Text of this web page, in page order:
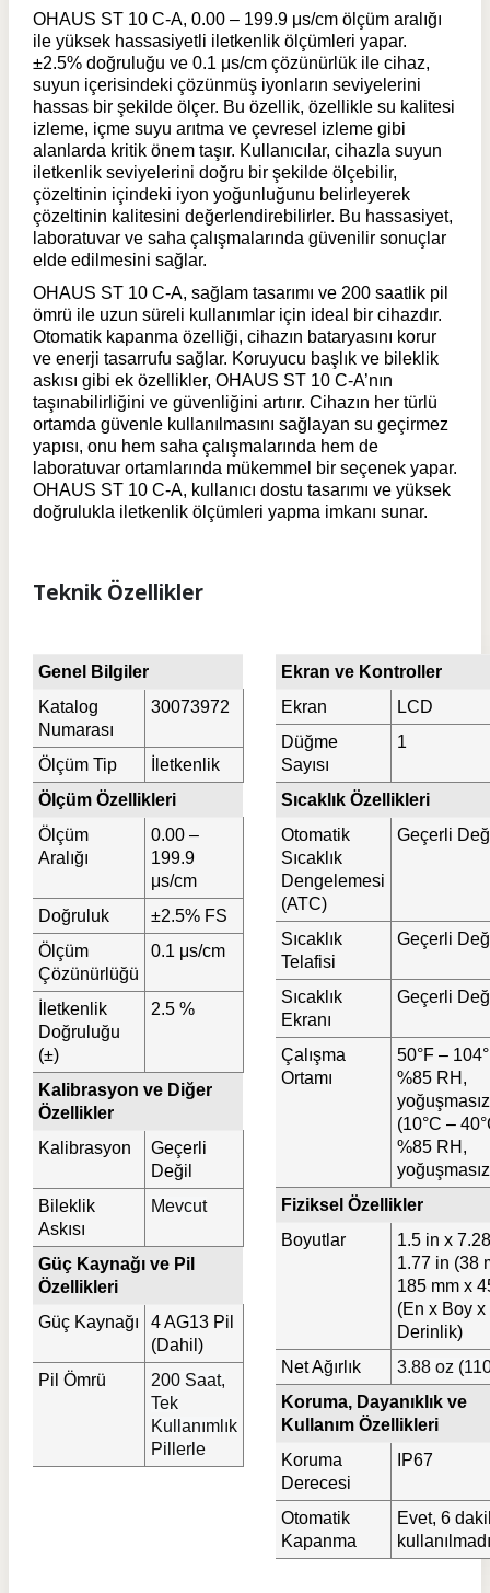
OHAUS ST 10 C-A, 0.00 – 199.9 μs/cm ölçüm aralığı
ile yüksek hassasiyetli iletkenlik ölçümleri yapar.
±2.5% doğruluğu ve 0.1 μs/cm çözünürlük ile cihaz,
suyun içerisindeki çözünmüş iyonların seviyelerini
hassas bir şekilde ölçer. Bu özellik, özellikle su kalitesi
izleme, içme suyu arıtma ve çevresel izleme gibi
alanlarda kritik önem taşır. Kullanıcılar, cihazla suyun
iletkenlik seviyelerini doğru bir şekilde ölçebilir,
çözeltinin içindeki iyon yoğunluğunu belirleyerek
çözeltinin kalitesini değerlendirebilirler. Bu hassasiyet,
laboratuvar ve saha çalışmalarında güvenilir sonuçlar
elde edilmesini sağlar.
OHAUS ST 10 C-A, sağlam tasarımı ve 200 saatlik pil
ömrü ile uzun süreli kullanımlar için ideal bir cihazdır.
Otomatik kapanma özelliği, cihazın bataryasını korur
ve enerji tasarrufu sağlar. Koruyucu başlık ve bileklik
askısı gibi ek özellikler, OHAUS ST 10 C-A’nın
taşınabilirliğini ve güvenliğini artırır. Cihazın her türlü
ortamda güvenle kullanılmasını sağlayan su geçirmez
yapısı, onu hem saha çalışmalarında hem de
laboratuvar ortamlarında mükemmel bir seçenek yapar.
OHAUS ST 10 C-A, kullanıcı dostu tasarımı ve yüksek
doğrulukla iletkenlik ölçümleri yapma imkanı sunar.
Teknik Özellikler
Genel Bilgiler
Katalog
Numarası
30073972
Ölçüm Tip
İletkenlik
Ölçüm Özellikleri
Ölçüm
Aralığı
0.00 –
199.9
μs/cm
Doğruluk
±2.5% FS
Ölçüm
Çözünürlüğü
0.1 μs/cm
İletkenlik
Doğruluğu
(±)
2.5 %
Kalibrasyon ve Diğer
Özellikler
Kalibrasyon
Geçerli
Değil
Bileklik
Askısı
Mevcut
Güç Kaynağı ve Pil
Özellikleri
Güç Kaynağı
4 AG13 Pil
(Dahil)
Pil Ömrü
200 Saat,
Tek
Kullanımlık
Pillerle
Ekran ve Kontroller
Ekran
LCD
Düğme
Sayısı
1
Sıcaklık Özellikleri
Otomatik
Sıcaklık
Dengelemesi
(ATC)
Geçerli
Sıcaklık
Telafisi
Geçerli
Sıcaklık
Ekranı
Geçerli
Çalışma
Ortamı
50°F –
%85 RH,
yoğuşmasız
(10°C –
%85 RH,
Fiziksel Özellikler
Boyutlar
1.5 in x
1.77 in (38
185 mm x
(En x Boy x
Derinlik)
Net Ağırlık
3.88 oz
Koruma, Dayanıklık ve
Kullanım Özellikleri
Koruma
Derecesi
IP67
Otomatik
Kapanma
Evet, 6